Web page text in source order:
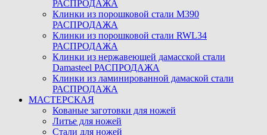
РАСПРОДАЖА
Клинки из порошковой стали M390
РАСПРОДАЖА
Клинки из порошковой стали RWL34
РАСПРОДАЖА
Клинки из нержавеющей дамасской стали
Damasteel РАСПРОДАЖА
Клинки из ламинированной дамаской стали
РАСПРОДАЖА
МАСТЕРСКАЯ
Кованые заготовки для ножей
Литье для ножей
Стали для ножей